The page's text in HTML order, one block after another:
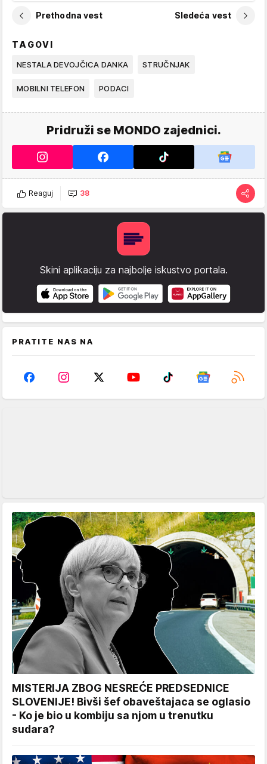
Prethodna vest Sledeća vest
TAGOVI
NESTALA DEVOJČICA DANKA STRUČNJAK
MOBILNI TELEFON PODACI
Pridruži se MONDO zajednici.
Reaguj 38
Skini aplikaciju za najbolje iskustvo portala.
PRATITE NAS NA
MISTERIJA ZBOG NESREĆE PREDSEDNICE
SLOVENIJE! Bivši šef obaveštajaca se oglasio
- Ko je bio u kombiju sa njom u trenutku
sudara?